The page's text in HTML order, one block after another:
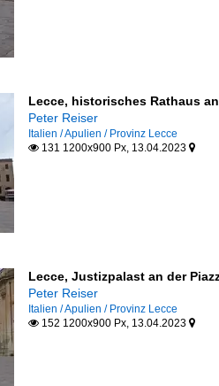
Lecce, historisches Rathaus
Peter Reiser
Italien / Apulien / Provinz Lecce
131 1200x900 Px, 13.04.2023 
Lecce, Justizpalast an der
Peter Reiser
Italien / Apulien / Provinz Lecce
152 1200x900 Px, 13.04.2023 